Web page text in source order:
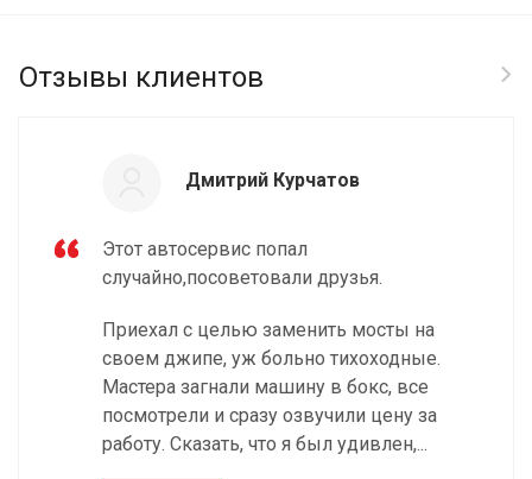
Отзывы клиентов
Дмитрий Курчатов
Этот автосервис попал
случайно,посоветовали друзья.
Приехал с целью заменить мосты на
своем джипе, уж больно тихоходные.
Мастера загнали машину в бокс, все
посмотрели и сразу озвучили цену за
работу. Сказать, что я был удивлен,...